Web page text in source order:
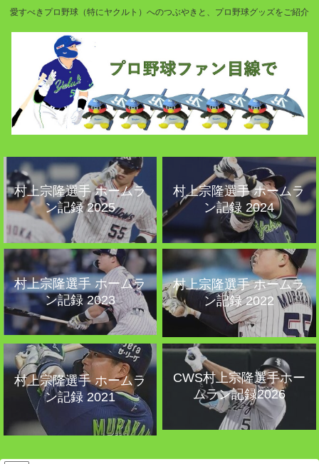
愛すべきプロ野球（特にヤクルト）へのつぶやきと、プロ野球グッズをご紹介
村上宗隆選手 ホームラ
ン記録 2025
村上宗隆選手 ホームラ
ン記録 2024
村上宗隆選手 ホームラ
ン記録 2023
村上宗隆選手 ホームラ
ン記録 2022
村上宗隆選手 ホームラ
ン記録 2021
CWS村上宗隆選手ホー
ムラン記録2026